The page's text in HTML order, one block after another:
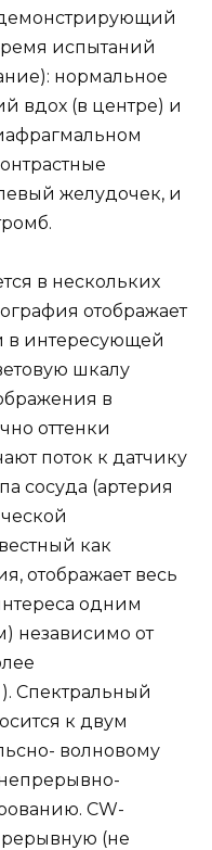
испытаний
нормальное
вдох (в центре) и
желудочек, и
в нескольких
отображает
в интересующей
шкалу
в
оттенки
поток к датчику
сосуда (артерия
как
отображает весь
одним
независимо от
Спектральный
к двум
волновому
CW-
(не